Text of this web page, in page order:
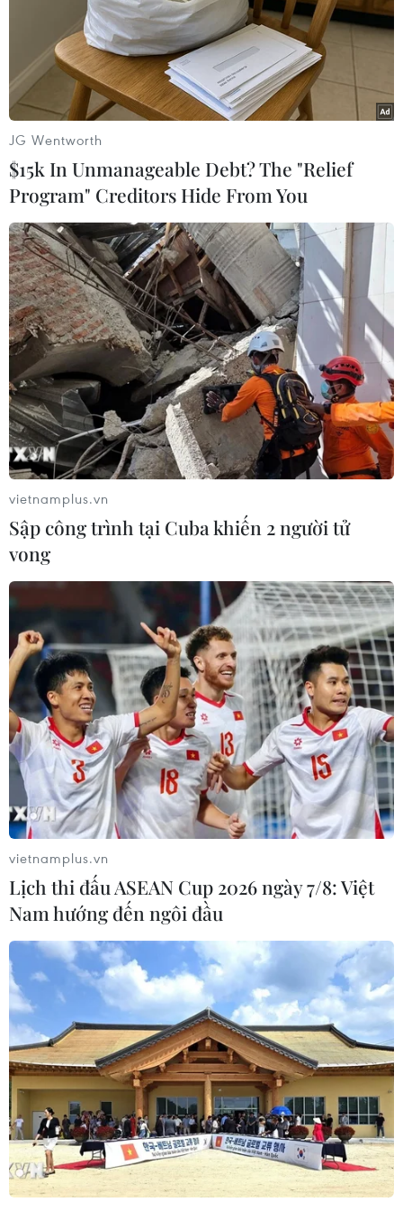
vui trọn vẹn cho nông dân khi Xuân về, Tết
đến./.
(TTXVN/Vietnam+)
#Vụ lúa Đông Xuân #giá lúa Đông Xuân
#Giá gạo
TP. Cần Thơ
Sóc Trăng
Theo dõi VietnamPlus
TIN LIÊN QUAN
Tiền Giang chủ động phòng, chống hạn
mặn, bảo vệ trà lúa Đông Xuân
13/11/2023 04:46
Năm 2023, Tiền Giang triển khai Dự án Đầu tư Xây
dựng 6 cống ngăn mặn tại đầu các kênh, rạch ra sông
Tiền trên đường tỉnh 864, kết hợp hoàn thiện tuyến đê
dọc sông Tiền để đảm bảo ngăn mặn, trữ ngọt.
JG Wentworth
$15k In Unmanageable Debt? The "Relief
Program" Creditors Hide From You
vietnamplus.vn
Sập công trình tại Cuba khiến 2 người tử
vong
vietnamplus.vn
Lịch thi đấu ASEAN Cup 2026 ngày 7/8: Việt
Nam hướng đến ngôi đầu